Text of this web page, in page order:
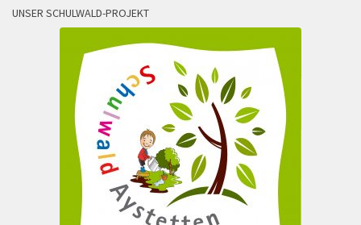
UNSER SCHULWALD-PROJEKT